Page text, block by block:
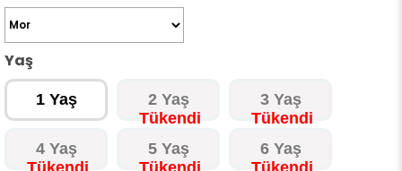
Yaş
1 Yaş 2 Yaş 3 Yaş
4 Yaş 5 Yaş 6 Yaş